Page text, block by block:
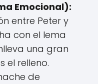
Emocional):
entre Peter y
con el lema
una gran
el relleno.
de